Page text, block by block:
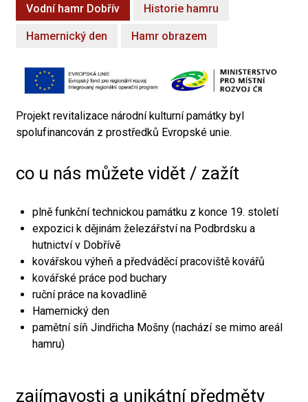
Vodní hamr Dobřív Historie hamru
Hamernický den Hamr obrazem
Projekt revitalizace národní kulturní památky byl
spolufinancován z prostředků Evropské unie.
co u nás můžete vidět / zažít
plně funkční technickou památku z konce 19. století
expozici k dějinám železářství na Podbrdsku a
hutnictví v Dobřívě
kovářskou výheň a předváděcí pracoviště kovářů
kovářské práce pod buchary
ruční práce na kovadlině
Hamernický den
pamětní síň Jindřicha Mošny (nachází se mimo areál
hamru)
zajímavosti a unikátní předměty